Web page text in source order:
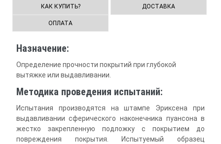
КАК КУПИТЬ? ДОСТАВКА
ОПЛАТА
Назначение:
Определение прочности покрытий при глубокой
вытяжке или выдавливании.
Методика проведения испытаний:
Испытания производятся на штампе Эриксена при
выдавливании сферического наконечника пуансона в
жестко закрепленную подложку с покрытием до
повреждения покрытия. Испытуемый образец